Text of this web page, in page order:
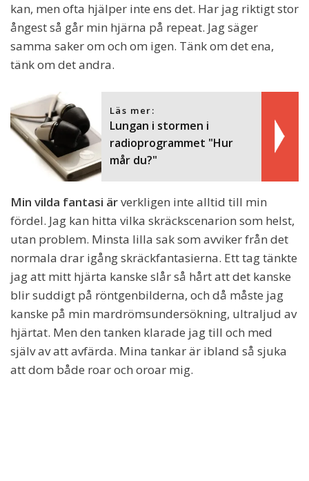
kan, men ofta hjälper inte ens det. Har jag riktigt stor
ångest så går min hjärna på repeat. Jag säger
samma saker om och om igen. Tänk om det ena,
tänk om det andra.
Läs mer:
Lungan i stormen i
radioprogrammet "Hur
mår du?"
Min vilda fantasi ärverkligen inte alltid till min
fördel. Jag kan hitta vilka skräckscenarion som helst,
utan problem. Minsta lilla sak som avviker från det
normala drar igång skräckfantasierna. Ett tag tänkte
jag att mitt hjärta kanske slår så hårt att det kanske
blir suddigt på röntgenbilderna, och då måste jag
kanske på min mardrömsundersökning, ultraljud av
hjärtat. Men den tanken klarade jag till och med
själv av att avfärda. Mina tankar är ibland så sjuka
att dom både roar och oroar mig.